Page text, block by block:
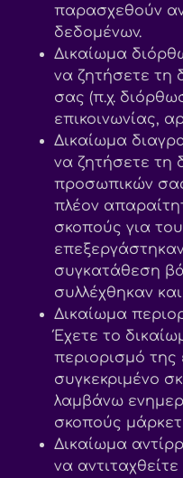
παρασχεθούν
δεδομένων.
Δικαίωμα
να ζητήσετε τη
σας (π.χ.
επικοινωνίας,
Δικαίωμα
να ζητήσετε τη
προσωπικών
πλέον
σκοπούς για
συγκατάθεση
συλλέχθηκαν
Δικαίωμα
Έχετε το
περιορισμό της
συγκεκριμένο
λαμβάνω
σκοπούς
Δικαίωμα
να